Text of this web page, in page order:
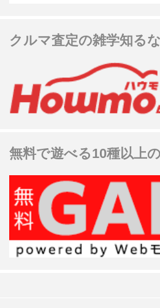
クルマ査定の雑学知る
無料で遊べる10種以上